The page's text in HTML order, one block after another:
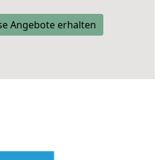
Angebote erhalten